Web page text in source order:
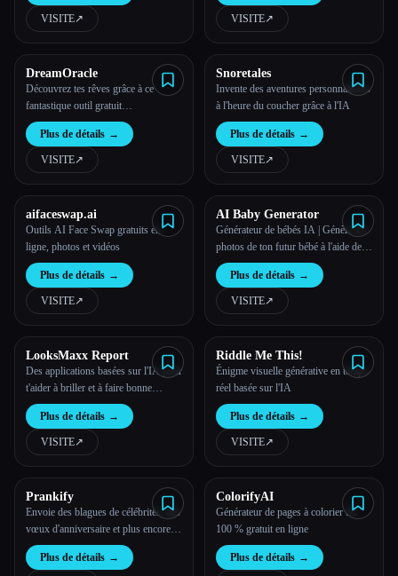
le guide ultime pour naviguer sur ce
nouveau marché passionnant.
VISITE↗︎ VISITE↗︎
DreamOracle
Découvrez tes rêves grâce à ce
fantastique outil gratuit
d'interprétation des rêves basé sur
l'IA.Plus de détails →
VISITE↗︎
Snoretales
Invente des aventures personnalisées
à l'heure du coucher grâce à l'IA
Plus de détails →
VISITE↗︎
aifaceswap.ai
Outils AI Face Swap gratuits en
ligne, photos et vidéos
Plus de détails →
VISITE↗︎
AI Baby Generator
Générateur de bébés IA | Génère les
photos de ton futur bébé à l'aide de
l'IA
Plus de détails →
VISITE↗︎
LooksMaxx Report
Des applications basées sur l'IA pour
t'aider à briller et à faire bonne
impression en ligne
Plus de détails →
VISITE↗︎
Riddle Me This!
Énigme visuelle générative en temps
réel basée sur l'IA
Plus de détails →
VISITE↗︎
Prankify
Envoie des blagues de célébrités, des
vœux d'anniversaire et plus encore
grâce à l'IA, à n'importe qui,
n'importe où et n'importe quand.
Plus de détails →
ColorifyAI
Générateur de pages à colorier IA
100 % gratuit en ligne
Plus de détails →